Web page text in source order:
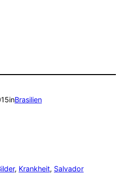
inBrasilien
, Krankheit, Salvador